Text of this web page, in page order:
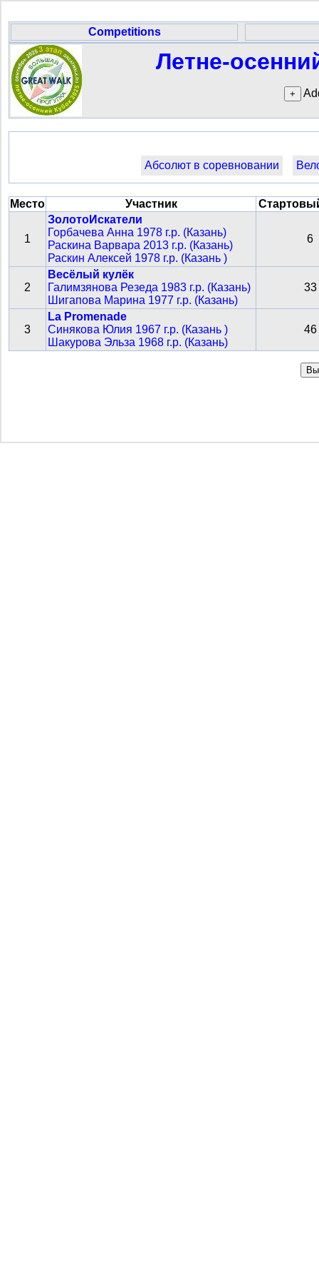
Competitions
Летне-
Абсолют в соревновании
Место Участник
1
ЗолотоИскатели
Горбачева Анна 1978 г.р. (Казань)
Раскина Варвара 2013 г.р. (Казань)
Раскин Алексей 1978 г.р. (Казань )
6
2
Весёлый кулёк
Галимзянова Резеда 1983 г.р. (Казань)
Шигапова Марина 1977 г.р. (Казань)
33
3
La Promenade
Синякова Юлия 1967 г.р. (Казань )
Шакурова Эльза 1968 г.р. (Казань)
46